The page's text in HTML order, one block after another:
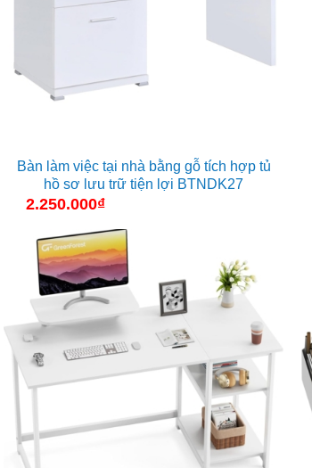
Bàn làm việc tại nhà bằng gỗ tích hợp tủ
hồ sơ lưu trữ tiện lợi BTNDK27
2.250.000₫